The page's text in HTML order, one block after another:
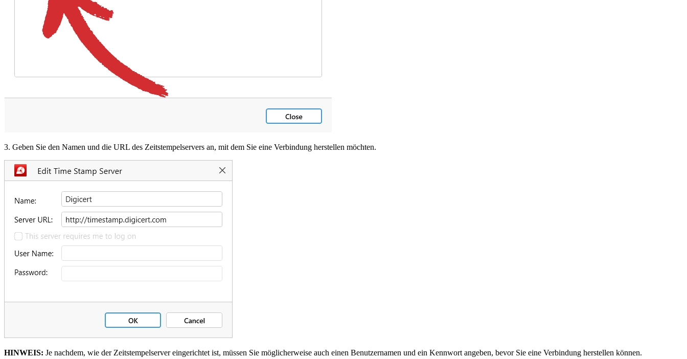
3. Geben Sie den Namen und die URL des Zeitstempelservers an, mit dem Sie eine Verbindung herstellen möchten.
HINWEIS: Je nachdem, wie der Zeitstempelserver eingerichtet ist, müssen Sie möglicherweise auch einen Benutzernamen und ein Kennwort angeben, bevor Sie eine Verbindung herstellen können.